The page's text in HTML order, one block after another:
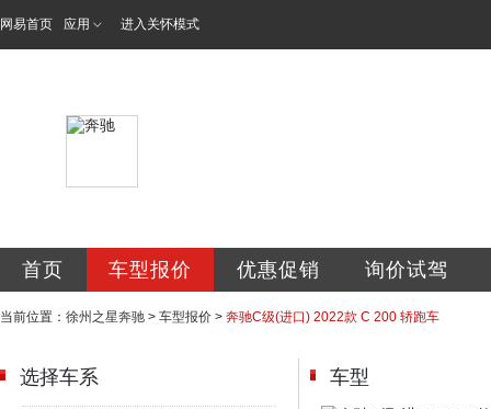
网易首页 应用 进入关怀模式
首页 车型报价 优惠促销 询价试驾
当前位置： 徐州之星奔驰 > 车型报价 > 奔驰C级(进口) 2022款 C 200 轿跑车
选择车系 车型